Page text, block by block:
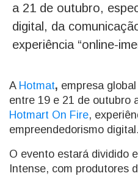
a 21 de outubro,
digital, da
experiência “online-
A Hotmat, empresa
entre 19 e 21 de outubro
Hotmart On Fire,
empreendedorismo digital.
O evento estará dividido
Intense, com produtores